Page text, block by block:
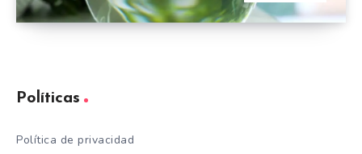
Políticas
Política de privacidad